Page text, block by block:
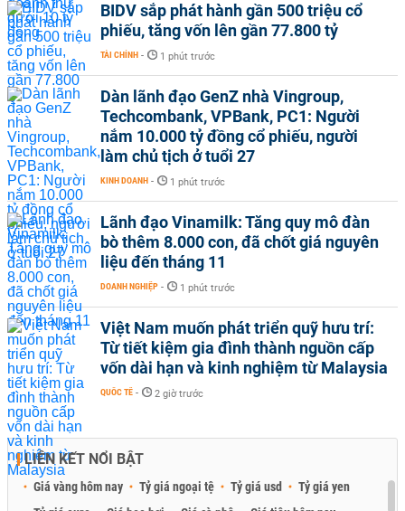
BIDV sắp phát hành gần 500 triệu cổ
phiếu, tăng vốn lên gần 77.800 tỷ
TÀI CHÍNH - 1 phút trước
Dàn lãnh đạo GenZ nhà Vingroup,
Techcombank, VPBank, PC1: Người
nắm 10.000 tỷ đồng cổ phiếu, người
làm chủ tịch ở tuổi 27
KINH DOANH - 1 phút trước
Lãnh đạo Vinamilk: Tăng quy mô đàn
bò thêm 8.000 con, đã chốt giá nguyên
liệu đến tháng 11
DOANH NGHIỆP - 1 phút trước
Việt Nam muốn phát triển quỹ hưu trí:
Từ tiết kiệm gia đình thành nguồn cấp
vốn dài hạn và kinh nghiệm từ Malaysia
QUỐC TẾ - 2 giờ trước
LIÊN KẾT NỔI BẬT
Giá vàng hôm nay Tỷ giá ngoại tệ Tỷ giá usd
Tỷ giá yen